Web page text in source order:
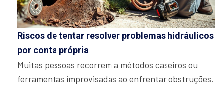
Riscos de tentar resolver problemas hidráulicos
por conta própria
Muitas pessoas recorrem a métodos caseiros ou
ferramentas improvisadas ao enfrentar obstruções.